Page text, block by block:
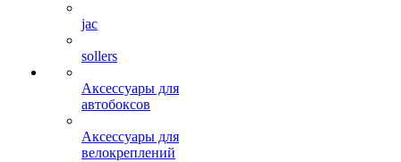
jac
sollers
Аксессуары для
автобоксов
Аксессуары для
велокреплений